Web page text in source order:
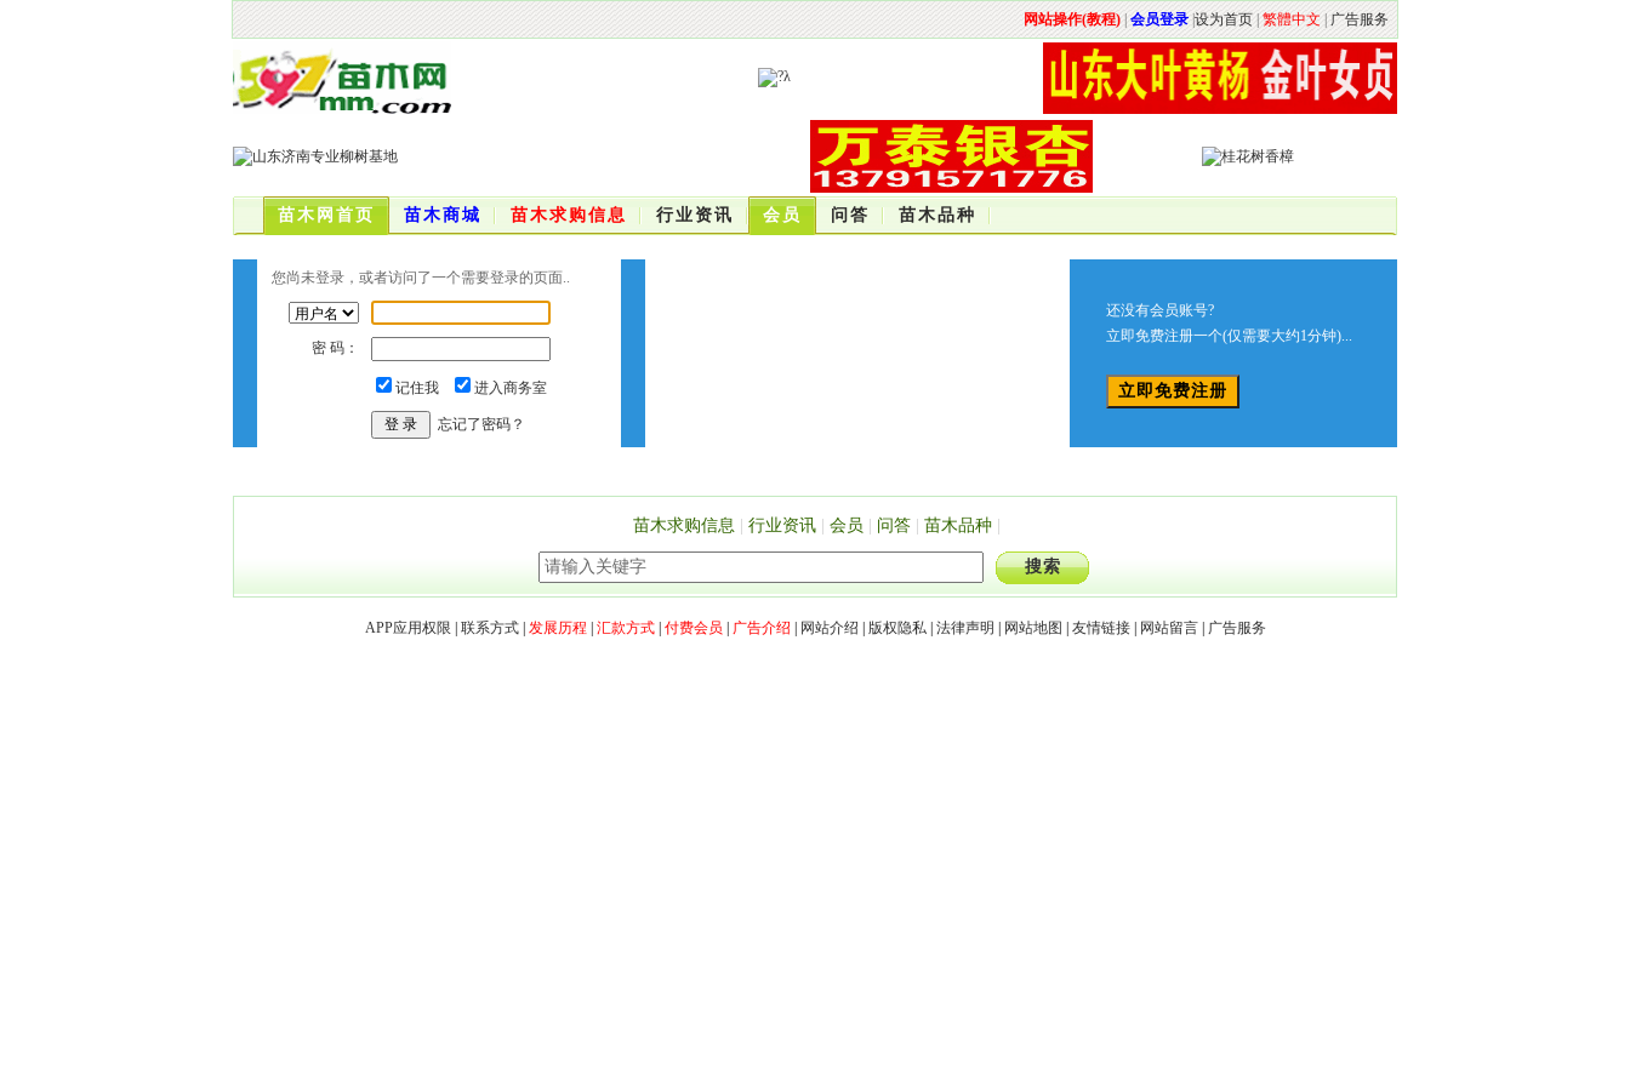
网站操作(教程)|会员登录 设为首页|繁體中文| 广告服务
苗木网首页 苗木商城 苗木求购信息 行业资讯 会员 问答 苗木品种
您尚未登录，或者访问了一个需要登录的页面..
密 码：
记住我 进入商务室
忘记了密码？
还没有会员账号?
立即免费注册一个(仅需要大约1分钟)...
苗木求购信息 行业资讯 会员 问答 苗木品种
APP应用权限 联系方式| 发展历程 汇款方式| 付费会员 广告介绍 网站介绍 版权隐私| 法律声明 网站地图 友情链接| 网站留言| 广告服务